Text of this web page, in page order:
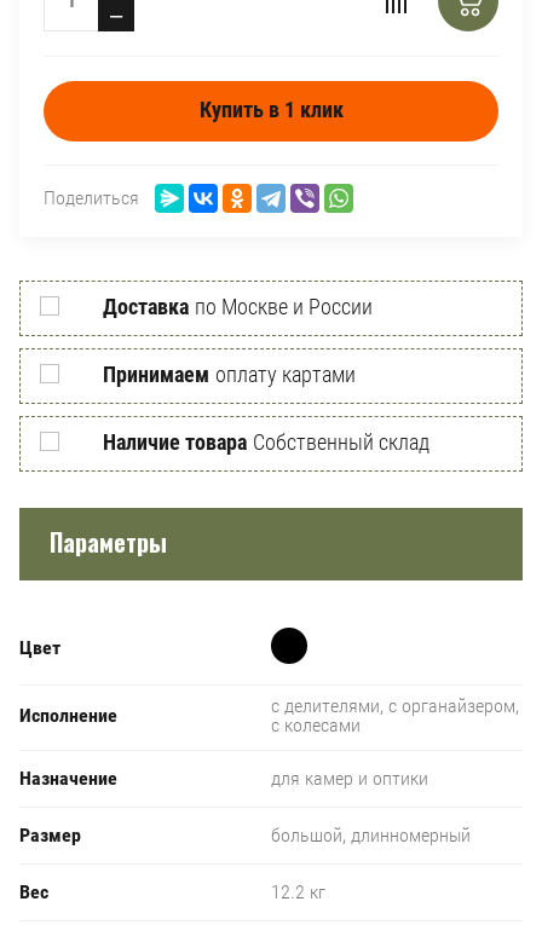
−
Купить в 1 клик
Поделиться
Доставка по Москве и России
Принимаем оплату картами
Наличие товара Собственный склад
Параметры
Цвет
Исполнение
с делителями, с органайзером,
с колесами
Назначение для камер и оптики
Размер большой, длинномерный
Вес 12.2 кг